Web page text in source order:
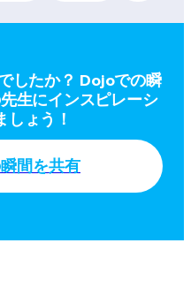
したか？ Dojoでの瞬
生にインスピレーシ
しょう！
間を共有